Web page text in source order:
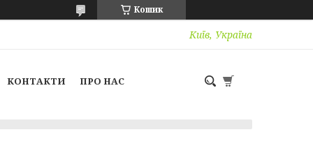
Кошик
Київ, Україна
КОНТАКТИ ПРО НАС